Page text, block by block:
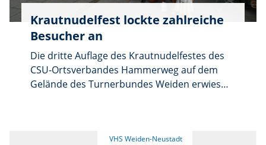
Krautnudelfest lockte zahlreiche
Besucher an
Die dritte Auflage des Krautnudelfestes des
CSU-Ortsverbandes Hammerweg auf dem
Gelände des Turnerbundes Weiden erwies
und sorgten für eine bestens besuchte